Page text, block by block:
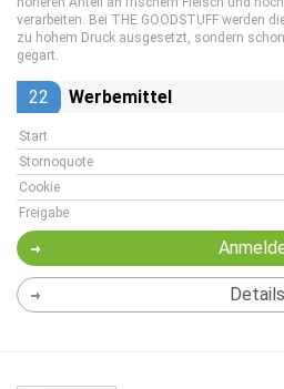
verarbeiten. Bei THE GOODSTUFF werden
zu hohem Druck ausgesetzt, sondern
gegart.
22 Werbemittel
Start
Stornoquote
Cookie
Freigabe
Details